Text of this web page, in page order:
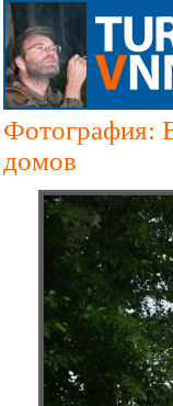
Фотография:
домов